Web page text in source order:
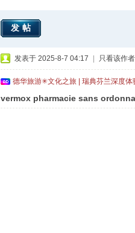
发帖
发表于 2025-8-7 04:17 只看该作者
德华旅游✳文化之旅 | 瑞典芬兰深度
vermox pharmacie sans